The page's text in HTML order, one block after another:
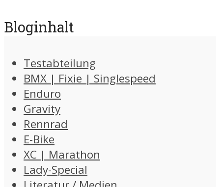
Bloginhalt
Testabteilung
BMX | Fixie | Singlespeed
Enduro
Gravity
Rennrad
E-Bike
XC | Marathon
Lady-Special